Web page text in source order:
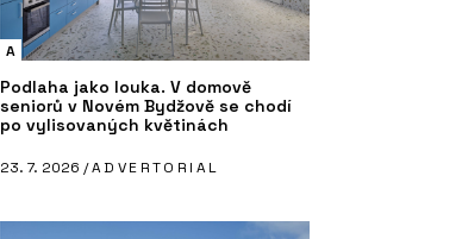
A
Podlaha jako louka. V domově
seniorů v Novém Bydžově se chodí
po vylisovaných květinách
23. 7. 2026 /ADVERTORIAL